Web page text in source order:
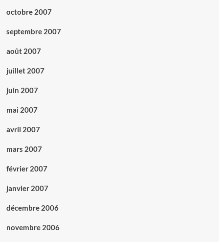
octobre 2007
septembre 2007
août 2007
juillet 2007
juin 2007
mai 2007
avril 2007
mars 2007
février 2007
janvier 2007
décembre 2006
novembre 2006